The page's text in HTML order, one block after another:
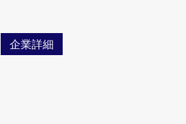
企業詳細